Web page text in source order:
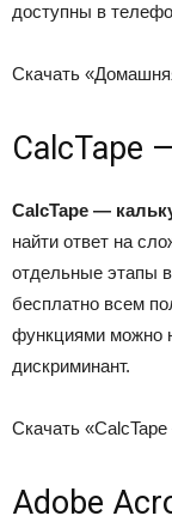
доступны в
Скачать
CalcTape
CalcTape —
найти ответ на
отдельные этапы
бесплатно всем
функциями можно
дискриминант.
Скачать
Adobe